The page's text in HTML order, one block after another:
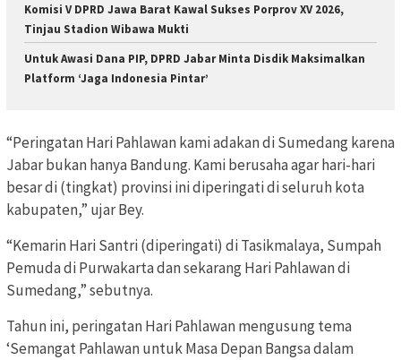
Komisi V DPRD Jawa Barat Kawal Sukses Porprov XV 2026,
Tinjau Stadion Wibawa Mukti
Untuk Awasi Dana PIP, DPRD Jabar Minta Disdik Maksimalkan
Platform ‘Jaga Indonesia Pintar’
“Peringatan Hari Pahlawan kami adakan di Sumedang karena
Jabar bukan hanya Bandung. Kami berusaha agar hari-hari
besar di (tingkat) provinsi ini diperingati di seluruh kota
kabupaten,” ujar Bey.
“Kemarin Hari Santri (diperingati) di Tasikmalaya, Sumpah
Pemuda di Purwakarta dan sekarang Hari Pahlawan di
Sumedang,” sebutnya.
Tahun ini, peringatan Hari Pahlawan mengusung tema
‘Semangat Pahlawan untuk Masa Depan Bangsa dalam